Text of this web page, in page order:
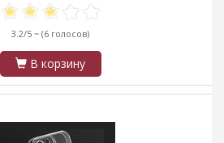
3.2/5 ~ (6 голосов)
В корзину